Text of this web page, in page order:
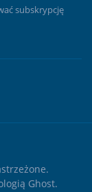
subskrypcję
Ghost.